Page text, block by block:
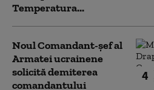
Temperatura...
4
Noul Comandant-șef al
Armatei ucrainene
solicită demiterea
comandantului